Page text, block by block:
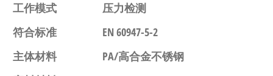
工作模式
压力检测
符合标准
EN 60947-5-2
主体材料
PA/高合金不锈钢